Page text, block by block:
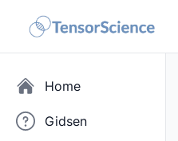
Home
Gidsen